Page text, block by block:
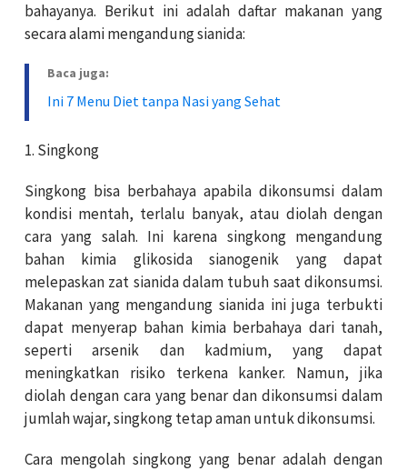
bahayanya. Berikut ini adalah daftar makanan yang
secara alami mengandung sianida:
Baca juga:
Ini 7 Menu Diet tanpa Nasi yang Sehat
1. Singkong
Singkong bisa berbahaya apabila dikonsumsi dalam
kondisi mentah, terlalu banyak, atau diolah dengan
cara yang salah. Ini karena singkong mengandung
bahan kimia glikosida sianogenik yang dapat
melepaskan zat sianida dalam tubuh saat dikonsumsi.
Makanan yang mengandung sianida ini juga terbukti
dapat menyerap bahan kimia berbahaya dari tanah,
seperti arsenik dan kadmium, yang dapat
meningkatkan risiko terkena kanker. Namun, jika
diolah dengan cara yang benar dan dikonsumsi dalam
jumlah wajar, singkong tetap aman untuk dikonsumsi.
Cara mengolah singkong yang benar adalah dengan